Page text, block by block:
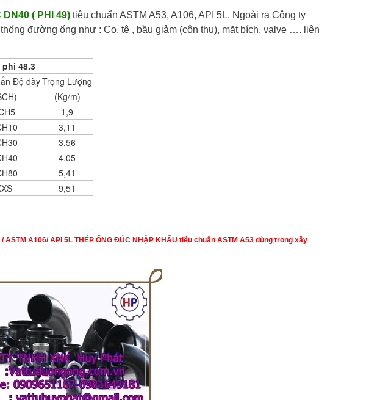
( PHI 49) tiêu chuẩn ASTM A53, A106, API 5L. Ngoài ra Công ty
đường ống như : Co, tê , bầu giảm (côn thu), mặt bích, valve …. liên
48.3
Độ dàyTrọng Lượng
(Kg/m)
1,9
3,11
3,56
4,05
5,41
9,51
ASTM A106/ API 5L THÉP ỐNG ĐÚC NHẬP KHẨU tiêu chuẩn ASTM A53 dùng trong xây